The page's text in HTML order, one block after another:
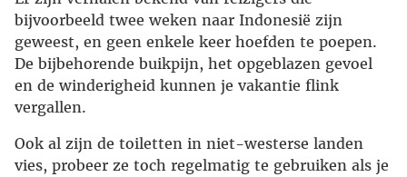
bijvoorbeeld twee weken naar Indonesië zijn
geweest, en geen enkele keer hoefden te poepen.
De bijbehorende buikpijn, het opgeblazen gevoel
en de winderigheid kunnen je vakantie flink
vergallen.
Ook al zijn de toiletten in niet-westerse landen
vies, probeer ze toch regelmatig te gebruiken als je